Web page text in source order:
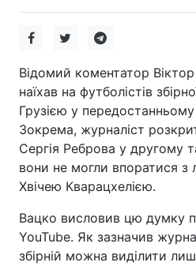
Відомий коментатор
наїхав на футболістів
Грузією у передостанньому
Зокрема, журналіст
Сергія Реброва у другому
вони не могли впоратися з
Хвічею Кварацхелією.
Вацко висловив цю думку
YouTube. Як зазначив
збірній можна виділити